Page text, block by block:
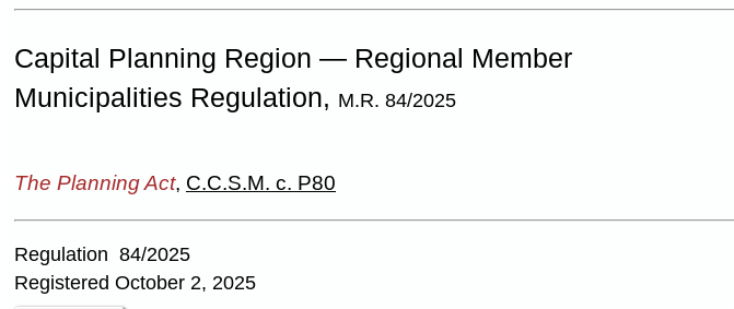
Capital Planning Region — Regional Member
Municipalities Regulation, M.R. 84/2025
The Planning Act, C.C.S.M. c. P80
Regulation 84/2025
Registered October 2, 2025